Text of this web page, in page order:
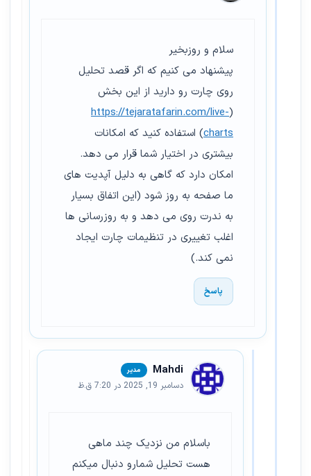
سلام و روزبخیر
پیشنهاد می کنیم که اگر قصد تحلیل
روی چارت رو دارید از این بخش
(
https://tejaratafarin.com/live-
charts) استفاده کنید که امکانات
بیشتری در اختیار شما قرار می دهد.
امکان دارد که گاهی به دلیل آپدیت های
ما صفحه به روز شود (این اتفاق بسیار
به ندرت روی می دهد و به روزرسانی ها
اغلب تغییری در تنظیمات چارت ایجاد
نمی کند.)
پاسخ
Mahdi
دسامبر 19, 2025 در 7:20 ق.ظ
باسلام من نزدیک چند ماهی
هست تحلیل شمارو دنبال میکنم